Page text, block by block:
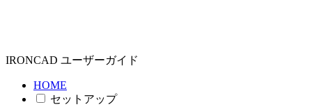
IRONCAD ユーザーガイド
HOME
セットアップ